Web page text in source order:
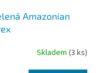
Amazonian
Skladem (3 ks)